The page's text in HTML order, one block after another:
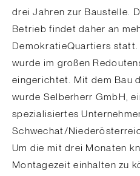
drei Jahren zur Baustelle.
Betrieb findet daher an
DemokratieQuartiers statt.
wurde im großen
eingerichtet. Mit dem Bau
wurde Selberherr GmbH,
spezialisiertes
Schwechat/
Um die mit drei Monaten
Montagezeit einhalten zu